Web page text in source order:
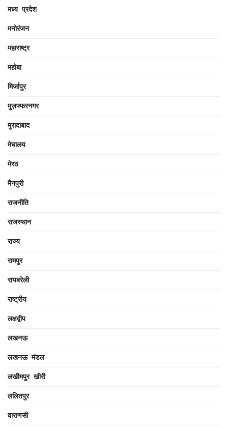
मध्य प्रदेश
मनोरंजन
महाराष्ट्र
महोबा
मिर्जापुर
मुज़फ्फरनगर
मुरादाबाद
मेघालय
मेरठ
मैनपुरी
राजनीति
राजस्थान
राज्य
रामपुर
रायबरेली
राष्ट्रीय
लक्षद्वीप
लखनऊ
लखनऊ मंडल
लखीमपुर खीरी
ललितपुर
वाराणसी